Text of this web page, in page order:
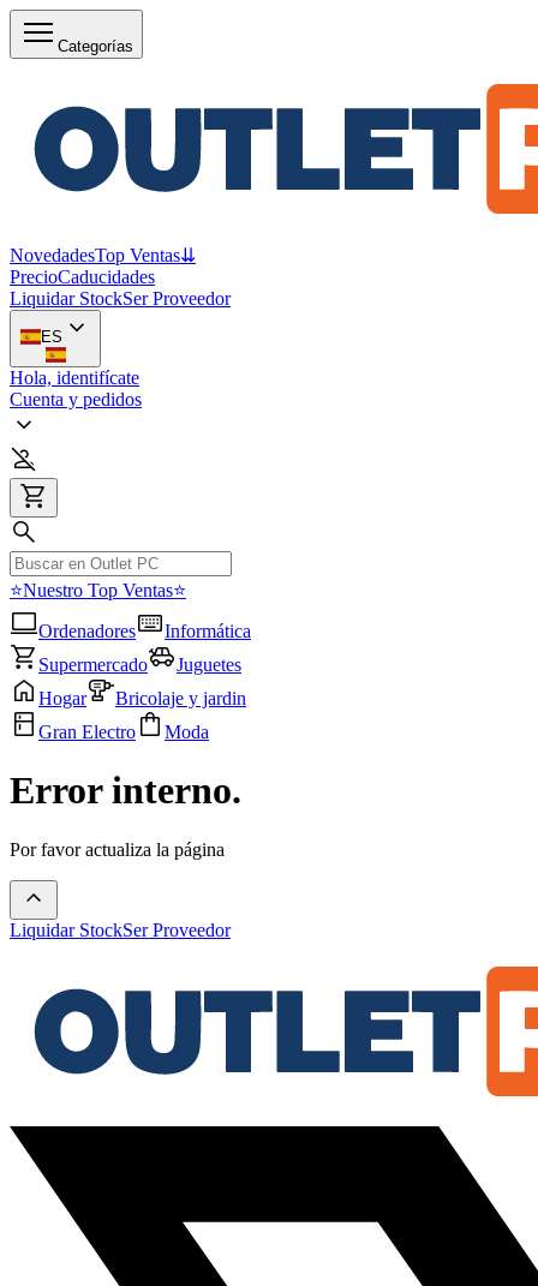
Categorías
NovedadesTop Ventas⇊
PrecioCaducidades
Liquidar StockSer Proveedor
ES
Hola, identifícate
Cuenta y pedidos
⭐Nuestro Top Ventas⭐
Ordenadores
Informática
Supermercado
Juguetes
Hogar
Bricolaje y jardin
Gran Electro
Moda
Error interno.
Por favor actualiza la página
Liquidar StockSer Proveedor